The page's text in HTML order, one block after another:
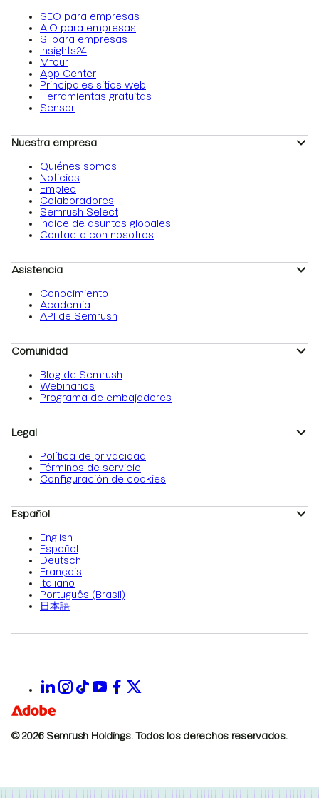
SEO para empresas
AIO para empresas
SI para empresas
Insights24
Mfour
App Center
Principales sitios web
Herramientas gratuitas
Sensor
Nuestra empresa
Quiénes somos
Noticias
Empleo
Colaboradores
Semrush Select
Índice de asuntos globales
Contacta con nosotros
Asistencia
Conocimiento
Academia
API de Semrush
Comunidad
Blog de Semrush
Webinarios
Programa de embajadores
Legal
Política de privacidad
Términos de servicio
Configuración de cookies
Español
English
Español
Deutsch
Français
Italiano
Português (Brasil)
日本語
© 2026 Semrush Holdings. Todos los derechos reservados.